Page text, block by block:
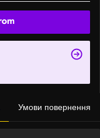
Умови повернення